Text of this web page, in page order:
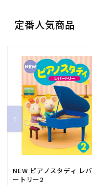
定番人気商品
NEW ピアノスタディ レパ
ートリー2